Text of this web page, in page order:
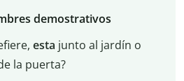
demostrativos
esta junto al jardín o
la puerta?